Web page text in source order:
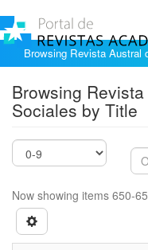
Browsing Revista Austral
Browsing
Sociales by Title
Now showing items 650-